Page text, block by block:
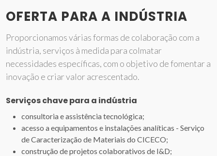
OFERTA PARA A INDÚSTRIA
Proporcionamos várias formas de colaboração com a
indústria, serviços à medida para colmatar
necessidades específicas, com o objetivo de fomentar a
inovação e criar valor acrescentado.
Serviços chave para a indústria
consultoria e assistência tecnológica;
acesso a equipamentos e instalações analíticas - Serviço
de Caracterização de Materiais do CICECO;
construção de projetos colaborativos de I&D;